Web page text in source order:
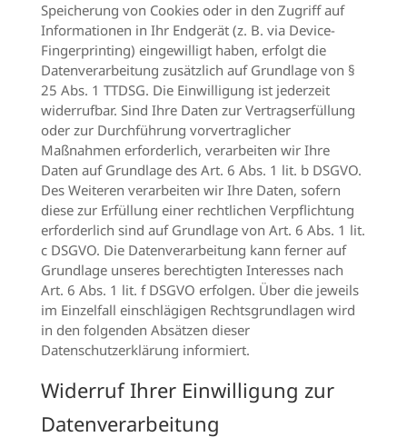
Speicherung von Cookies oder in den Zugriff auf
Informationen in Ihr Endgerät (z. B. via Device-
Fingerprinting) eingewilligt haben, erfolgt die
Datenverarbeitung zusätzlich auf Grundlage von §
25 Abs. 1 TTDSG. Die Einwilligung ist jederzeit
widerrufbar. Sind Ihre Daten zur Vertragserfüllung
oder zur Durchführung vorvertraglicher
Maßnahmen erforderlich, verarbeiten wir Ihre
Daten auf Grundlage des Art. 6 Abs. 1 lit. b DSGVO.
Des Weiteren verarbeiten wir Ihre Daten, sofern
diese zur Erfüllung einer rechtlichen Verpflichtung
erforderlich sind auf Grundlage von Art. 6 Abs. 1 lit.
c DSGVO. Die Datenverarbeitung kann ferner auf
Grundlage unseres berechtigten Interesses nach
Art. 6 Abs. 1 lit. f DSGVO erfolgen. Über die jeweils
im Einzelfall einschlägigen Rechtsgrundlagen wird
in den folgenden Absätzen dieser
Datenschutzerklärung informiert.
Widerruf Ihrer Einwilligung zur
Datenverarbeitung